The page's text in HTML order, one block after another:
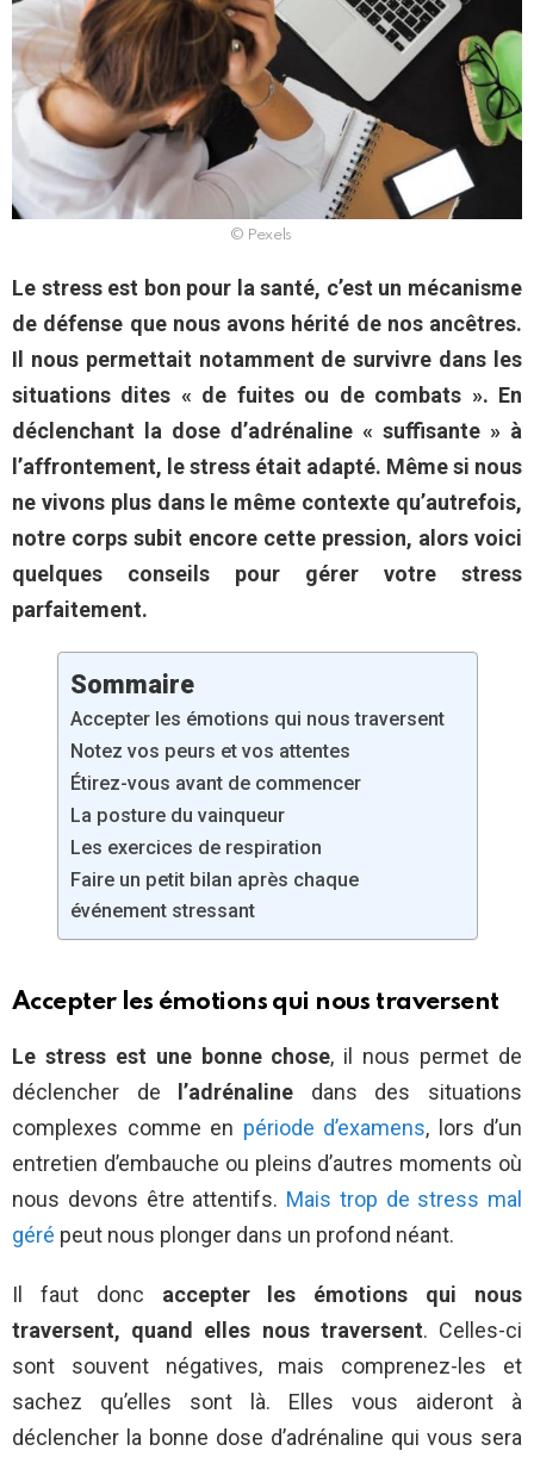
© Pexels
Le stress est bon pour la santé, c’est un mécanisme
de défense que nous avons hérité de nos ancêtres.
Il nous permettait notamment de survivre dans les
situations dites « de fuites ou de combats ». En
déclenchant la dose d’adrénaline « suffisante » à
l’affrontement, le stress était adapté. Même si nous
ne vivons plus dans le même contexte qu’autrefois,
notre corps subit encore cette pression, alors voici
quelques conseils pour gérer votre stress
parfaitement.
Sommaire
Accepter les émotions qui nous traversent
Notez vos peurs et vos attentes
Étirez-vous avant de commencer
La posture du vainqueur
Les exercices de respiration
Faire un petit bilan après chaque
événement stressant
Accepter les émotions qui nous traversent
Le stress est une bonne chose, il nous permet de
déclencher de l’adrénaline dans des situations
complexes comme en période d’examens, lors d’un
entretien d’embauche ou pleins d’autres moments où
nous devons être attentifs. Mais trop de stress mal
géré peut nous plonger dans un profond néant.
Il faut donc accepter les émotions qui nous
traversent, quand elles nous traversent. Celles-ci
sont souvent négatives, mais comprenez-les et
sachez qu’elles sont là. Elles vous aideront à
déclencher la bonne dose d’adrénaline qui vous sera